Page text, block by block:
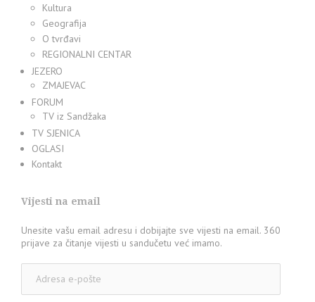
Kultura
Geografija
O tvrđavi
REGIONALNI CENTAR
JEZERO
ZMAJEVAC
FORUM
TV iz Sandžaka
TV SJENICA
OGLASI
Kontakt
Vijesti na email
Unesite vašu email adresu i dobijajte sve vijesti na email. 360
prijave za čitanje vijesti u sandučetu već imamo.
pošte